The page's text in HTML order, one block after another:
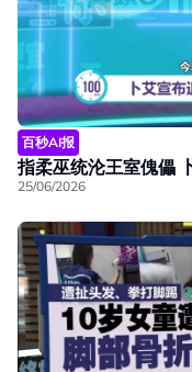
百秒AI报
指柔巫统沦王室傀儡
25/06/2026